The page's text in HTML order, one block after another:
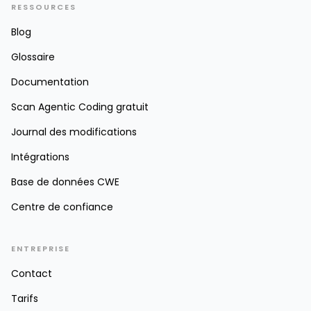
RESSOURCES
Blog
Glossaire
Documentation
Scan Agentic Coding gratuit
Journal des modifications
Intégrations
Base de données CWE
Centre de confiance
ENTREPRISE
Contact
Tarifs